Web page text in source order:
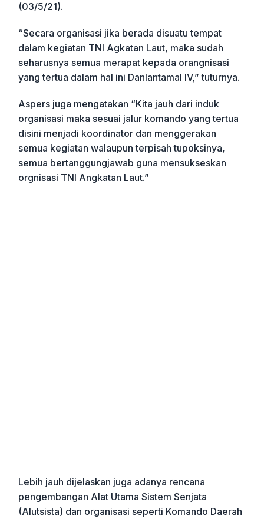
(03/5/21).
“Secara organisasi jika berada disuatu tempat
dalam kegiatan TNI Agkatan Laut, maka sudah
seharusnya semua merapat kepada orangnisasi
yang tertua dalam hal ini Danlantamal IV,” tuturnya.
Aspers juga mengatakan “Kita jauh dari induk
organisasi maka sesuai jalur komando yang tertua
disini menjadi koordinator dan menggerakan
semua kegiatan walaupun terpisah tupoksinya,
semua bertanggungjawab guna mensukseskan
orgnisasi TNI Angkatan Laut.”
Lebih jauh dijelaskan juga adanya rencana
pengembangan Alat Utama Sistem Senjata
(Alutsista) dan organisasi seperti Komando Daerah